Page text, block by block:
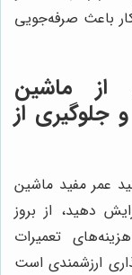
باعث صرفه‌جویی
از ماشین
جلوگیری از
عمر مفید ماشین
دهید، از بروز
تعمیرات
ارزشمندی است